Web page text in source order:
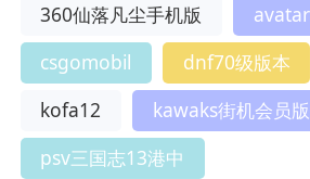
360仙落凡尘手机版
csgomobil
dnf70级版本
kofa12
kawaks街机会员版
psv三国志13港中